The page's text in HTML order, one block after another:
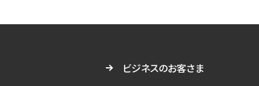
す
ビジネスのお客さま